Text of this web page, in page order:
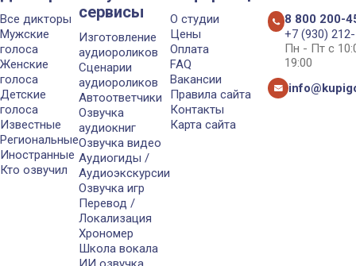
Все дикторы
Мужские
голоса
Женские
голоса
Детские
голоса
Известные
Региональные
Иностранные
Кто озвучил
сервисы
Изготовление
аудиороликов
Сценарии
аудиороликов
Автоответчики
Озвучка
аудиокниг
Озвучка видео
Аудиогиды /
Аудиоэкскурсии
Озвучка игр
Перевод /
Локализация
Хрономер
Школа вокала
О студии
Цены
Оплата
FAQ
Вакансии
Правила сайта
Контакты
Карта сайта
8 800 200-
+7 (930)
Пн - Пт с
19:00